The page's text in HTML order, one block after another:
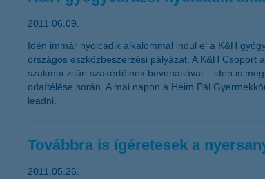
2011.06.09.
Idén immár nyolcadik alkalommal indul el a K&H
országos eszközbeszerzési pályázat. A K&H
szakmai zsűri szakértőinek bevonásával – idén is
odaítélése során. A mai napon a Heim Pál
leadni.
Továbbra is ígéretesek a
2011.05.26.